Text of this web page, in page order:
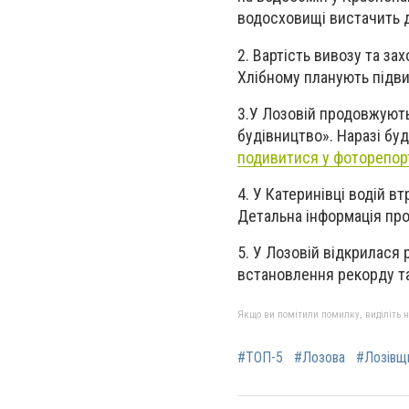
водосховищі вистачить
2. Вартість вивозу та
Хлібному планують
3.У Лозовій
будівництво». Наразі
подивитися у
4. У Катеринівці водій
Детальна інформація
5. У Лозовій відкрилася
встановлення рекорду
Якщо ви помітили помилку, виділіть
#ТОП-5 #Лозова